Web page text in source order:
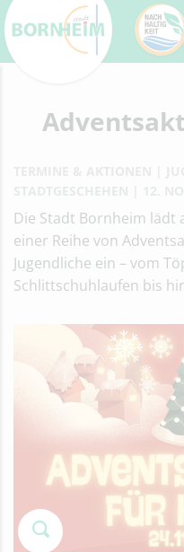
Zurück
Die Stadt Bornheim lädt
einer Reihe von
Jugendliche ein – vom
Schlittschuhlaufen bis